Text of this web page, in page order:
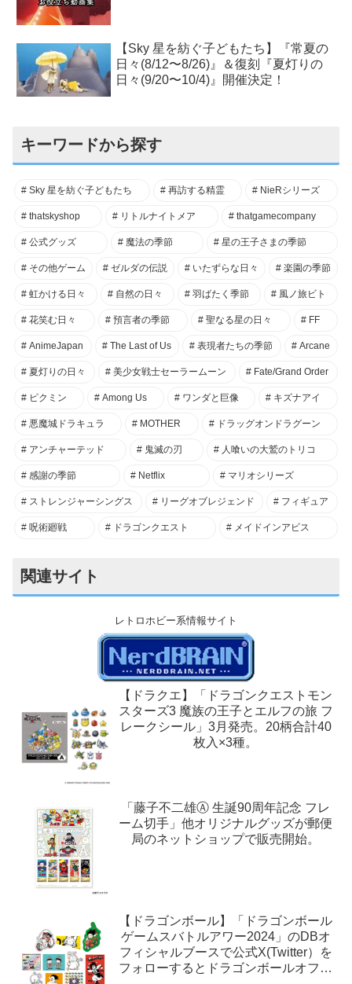
【Sky 星を紡ぐ子どもたち】『常夏の
日々(8/12〜8/26)』＆復刻『夏灯りの
日々(9/20〜10/4)』開催決定！
キーワードから探す
Sky 星を紡ぐ子どもたち 再訪する精霊 NieRシリーズ
thatskyshop リトルナイトメア thatgamecompany
公式グッズ 魔法の季節 星の王子さまの季節
その他ゲーム ゼルダの伝説 いたずらな日々 楽園の季節
虹かける日々 自然の日々 羽ばたく季節 風ノ旅ビト
花笑む日々 預言者の季節 聖なる星の日々 FF
AnimeJapan The Last of Us 表現者たちの季節 Arcane
夏灯りの日々 美少女戦士セーラームーン Fate/Grand Order
ピクミン Among Us ワンダと巨像 キズナアイ
悪魔城ドラキュラ MOTHER ドラッグオンドラグーン
アンチャーテッド 鬼滅の刃 人喰いの大鷲のトリコ
感謝の季節 Netflix マリオシリーズ
ストレンジャーシングス リーグオブレジェンド フィギュア
呪術廻戦 ドラゴンクエスト メイドインアビス
関連サイト
レトロホビー系情報サイト
【ドラクエ】「ドラゴンクエストモン
スターズ3 魔族の王子とエルフの旅 フ
レークシール」3月発売。20柄合計40
枚入×3種。
「藤子不二雄Ⓐ 生誕90周年記念 フレ
ーム切手」他オリジナルグッズが郵便
局のネットショップで販売開始。
【ドラゴンボール】「ドラゴンボール
ゲームスバトルアワー2024」のDBオ
フィシャルブースで公式X(Twitter）を
フォローするとドラゴンボールオフィ